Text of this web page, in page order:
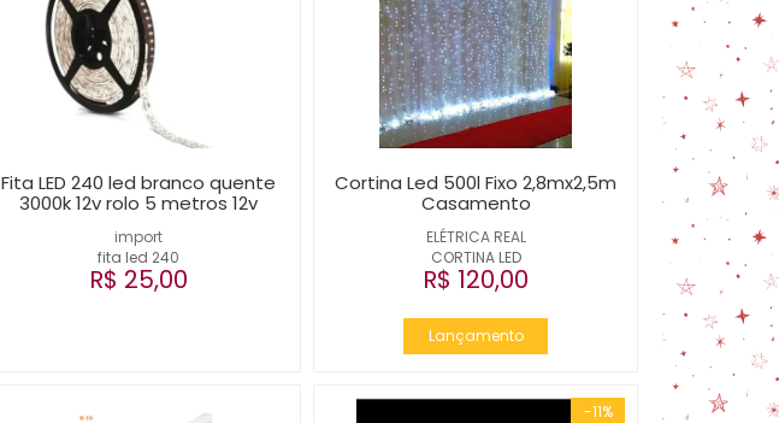
import
fita led 240
Fita LED 240 led branco quente
3000k 12v rolo 5 metros 12v
R$ 25,00
ELÉTRICA REAL
CORTINA LED
Cortina Led 500l Fixo 2,8mx2,5m
Casamento
R$ 120,00
Lançamento
-11%